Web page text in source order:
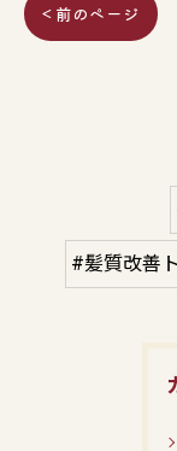
< 前のページ
#髪質改善